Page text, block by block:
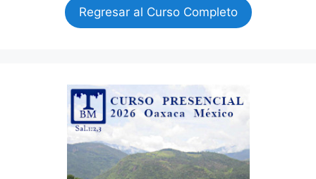
Regresar al Curso Completo